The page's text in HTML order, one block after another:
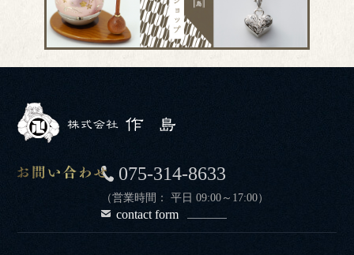
075-314-8633
（営業時間： 平日 09:00～17:00）
contact form